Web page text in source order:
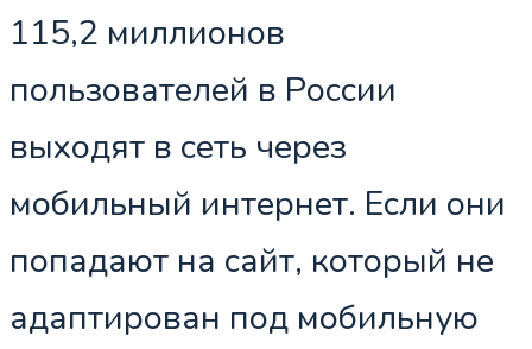
115,2 миллионов
пользователей в России
выходят в сеть через
мобильный интернет. Если они
попадают на сайт, который не
адаптирован под мобильную